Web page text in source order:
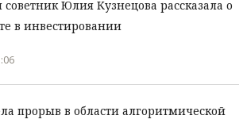
Юлия Кузнецова рассказала о
в инвестировании
прорыв в области алгоритмической